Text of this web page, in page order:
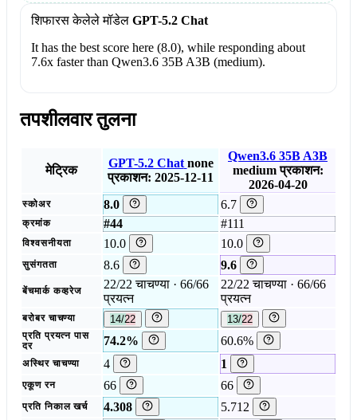
शिफारस केलेले मॉडेल GPT-5.2 Chat
It has the best score here (8.0), while responding about
7.6x faster than Qwen3.6 35B A3B (medium).
तपशीलवार तुलना
मेट्रिक
GPT-5.2 Chat none
प्रकाशन: 2025-12-11
Qwen3.6 35B A3B
medium प्रकाशन:
2026-04-20
स्कोअर 8.0 6.7
क्रमांक #44 #111
विश्वसनीयता 10.0 10.0
सुसंगतता 8.6 9.6
बेंचमार्क कव्हरेज
22/22 चाचण्या · 66/66
प्रयत्न
22/22 चाचण्या · 66/66
प्रयत्न
बरोबर चाचण्या 14/22 13/22
प्रति प्रयत्न पास
दर
74.2% 60.6%
अस्थिर चाचण्या 4 1
एकूण रन 66 66
प्रति निकाल खर्च 4.308 5.712